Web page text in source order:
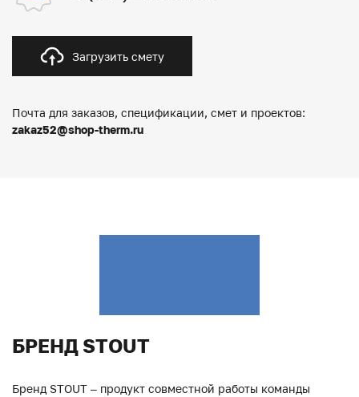
Загрузить смету
Почта для заказов, спецификации, смет и проектов:
zakaz52@shop-therm.ru
БРЕНД STOUT
Бренд STOUT – продукт совместной работы команды